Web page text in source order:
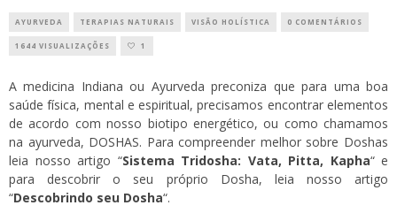
AYURVEDA TERAPIAS NATURAIS VISÃO HOLÍSTICA 0 COMENTÁRIOS
1644 VISUALIZAÇÕES 1
A medicina Indiana ou Ayurveda preconiza que para uma boa
saúde física, mental e espiritual, precisamos encontrar elementos
de acordo com nosso biotipo energético, ou como chamamos
na ayurveda, DOSHAS. Para compreender melhor sobre Doshas
leia nosso artigo “Sistema Tridosha: Vata, Pitta, Kapha“ e
para descobrir o seu próprio Dosha, leia nosso artigo
“Descobrindo seu Dosha“.